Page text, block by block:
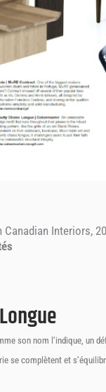
Interiors,
son nom l’indique, un
se complètent et